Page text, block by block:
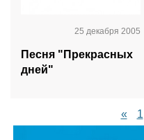
25 декабря 2005
Песня "Прекрасных
дней"
« 1